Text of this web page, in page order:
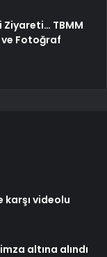
Ziyareti… TBMM
ve Fotoğraf
karşı videolu
altına alındı